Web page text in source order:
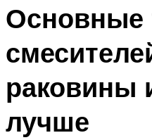
Основные
раковины
лучше